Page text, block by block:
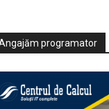
programator